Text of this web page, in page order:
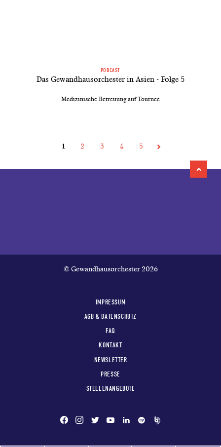
PODCAST
Das Gewandhausorchester in Asien - Folge 5
Medizinische Betreuung auf Tournee
1 2 3 4 5
© Gewandhausorchester 2026
IMPRESSUM
AGB & DATENSCHUTZ
FAQ
KONTAKT
NEWSLETTER
PRESSE
STELLENANGEBOTE